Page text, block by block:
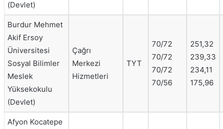
(Devlet)
Burdur Mehmet
Akif Ersoy
Üniversitesi
Sosyal Bilimler
Meslek
Yüksekokulu
(Devlet)
Çağrı
Merkezi
Hizmetleri
TYT
70/72
70/72
70/72
70/56
251,32
239,33
234,11
175,96
Afyon Kocatepe